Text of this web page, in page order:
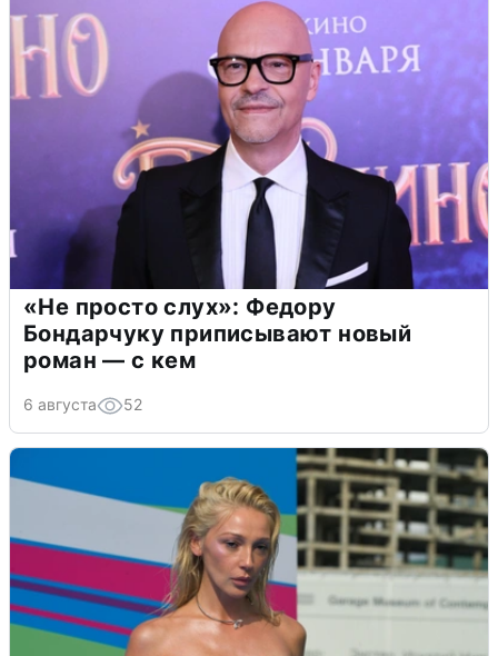
«Не просто слух»: Федору
Бондарчуку приписывают новый
роман — с кем
6 августа 52